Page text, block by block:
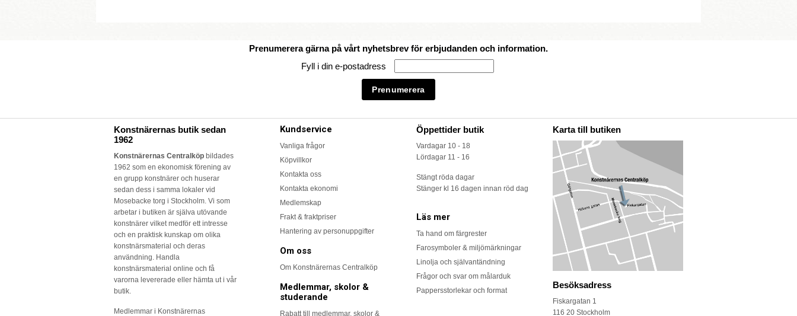
Prenumerera gärna på vårt nyhetsbrev för erbjudanden och information.
Fyll i din e-postadress
Konstnärernas butik sedan
1962
Konstnärernas Centralköp bildades
1962 som en ekonomisk förening av
en grupp konstnärer och huserar
sedan dess i samma lokaler vid
Mosebacke torg i Stockholm. Vi som
arbetar i butiken är själva utövande
konstnärer vilket medför ett intresse
och en praktisk kunskap om olika
konstnärsmaterial och deras
användning. Handla
konstnärsmaterial online och få
varorna levererade eller hämta ut i vår
butik.
Medlemmar i Konstnärernas
Kundservice
Vanliga frågor
Köpvillkor
Kontakta oss
Kontakta ekonomi
Medlemskap
Frakt & fraktpriser
Hantering av personuppgifter
Om oss
Om Konstnärernas Centralköp
Medlemmar, skolor &
studerande
Rabatt till medlemmar, skolor &
Öppettider butik
Vardagar 10 - 18
Lördagar 11 - 16
Stängt röda dagar
Stänger kl 16 dagen innan röd dag
Läs mer
Ta hand om färgrester
Farosymboler & miljömärkningar
Linolja och självantändning
Frågor och svar om målarduk
Pappersstorlekar och format
Karta till butiken
Besöksadress
Fiskargatan 1
116 20 Stockholm